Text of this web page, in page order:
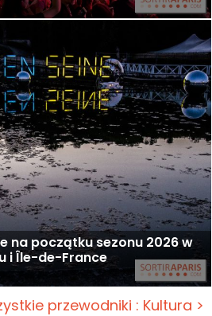
na początku sezonu 2026 w
i Île-de-France
przewodniki : Kultura >